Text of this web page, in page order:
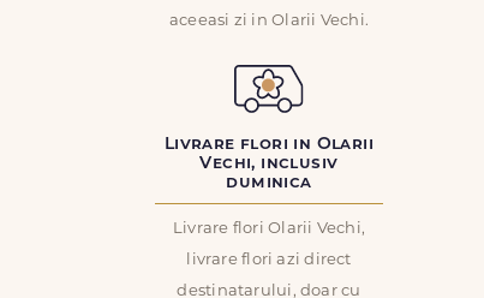
aceeasi zi in Olarii Vechi.
Livrare flori in Olarii
Vechi, inclusiv
duminica
Livrare flori Olarii Vechi,
livrare flori azi direct
destinatarului, doar cu